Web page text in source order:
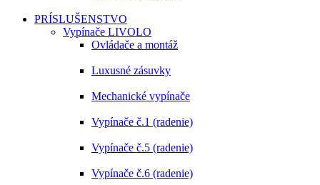
PRÍSLUŠENSTVO
Vypínače LIVOLO
Ovládače a montáž
Luxusné zásuvky
Mechanické vypínače
Vypínače č.1 (radenie)
Vypínače č.5 (radenie)
Vypínače č.6 (radenie)